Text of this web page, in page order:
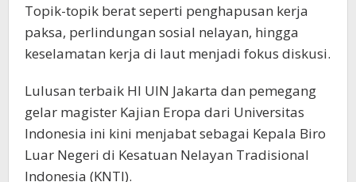
Topik-topik berat seperti penghapusan kerja
paksa, perlindungan sosial nelayan, hingga
keselamatan kerja di laut menjadi fokus diskusi.
Lulusan terbaik HI UIN Jakarta dan pemegang
gelar magister Kajian Eropa dari Universitas
Indonesia ini kini menjabat sebagai Kepala Biro
Luar Negeri di Kesatuan Nelayan Tradisional
Indonesia (KNTI).